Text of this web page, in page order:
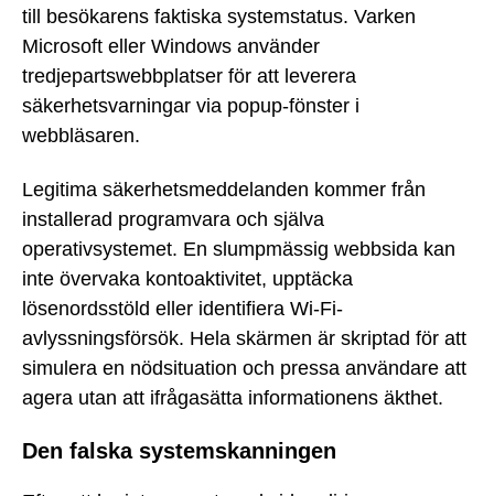
till besökarens faktiska systemstatus. Varken
Microsoft eller Windows använder
tredjepartswebbplatser för att leverera
säkerhetsvarningar via popup-fönster i
webbläsaren.
Legitima säkerhetsmeddelanden kommer från
installerad programvara och själva
operativsystemet. En slumpmässig webbsida kan
inte övervaka kontoaktivitet, upptäcka
lösenordsstöld eller identifiera Wi-Fi-
avlyssningsförsök. Hela skärmen är skriptad för att
simulera en nödsituation och pressa användare att
agera utan att ifrågasätta informationens äkthet.
Den falska systemskanningen